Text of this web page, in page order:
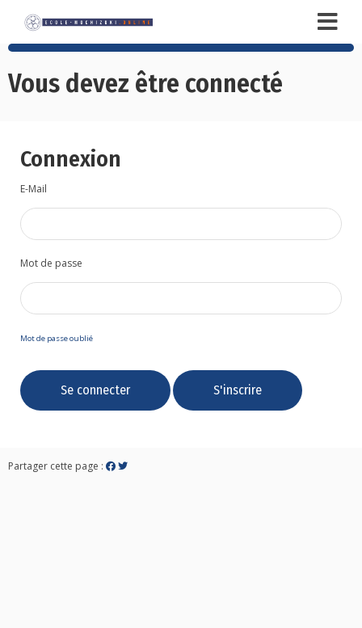
Vous devez être connecté
Connexion
E-Mail
Mot de passe
Mot de passe oublié
Partager cette page :